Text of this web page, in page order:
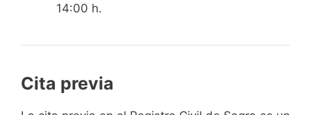
14:00 h.
Cita previa